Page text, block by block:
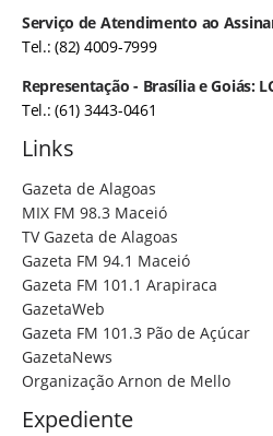
Serviço de Atendimento ao
Tel.: (82) 4009-7999
Representação - Brasília e Goiás:
Tel.: (61) 3443-0461
Links
Gazeta de Alagoas
MIX FM 98.3 Maceió
TV Gazeta de Alagoas
Gazeta FM 94.1 Maceió
Gazeta FM 101.1 Arapiraca
GazetaWeb
Gazeta FM 101.3 Pão de Açúcar
GazetaNews
Organização Arnon de Mello
Expediente